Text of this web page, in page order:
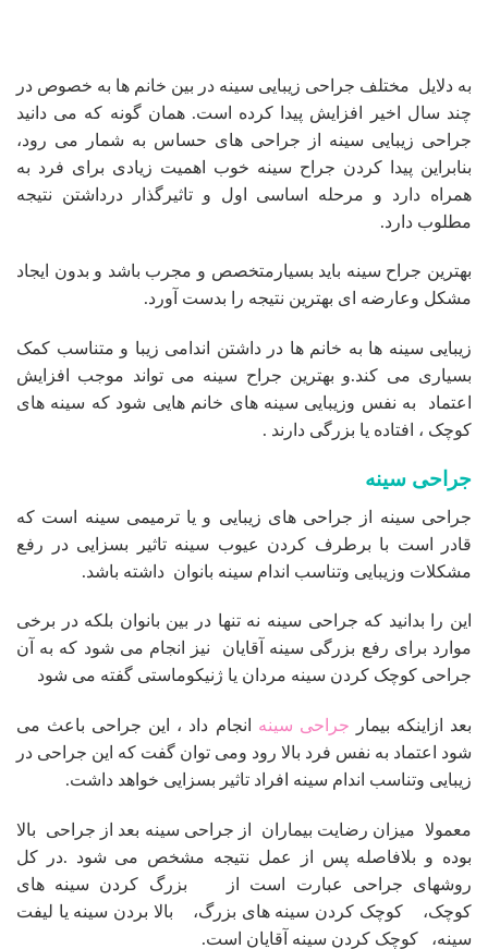
به دلایل مختلف جراحی زیبایی سینه در بین خانم ها به خصوص در
چند سال اخیر افزایش پیدا کرده است. همان گونه که می دانید
جراحی زیبایی سینه از جراحی های حساس به شمار می رود،
بنابراین پیدا کردن جراح سینه خوب اهمیت زیادی برای فرد به
همراه دارد و مرحله اساسی اول و تاثیرگذار درداشتن نتیجه
مطلوب دارد.
بهترین جراح سینه باید بسیارمتخصص و مجرب باشد و بدون ایجاد
مشکل وعارضه ای بهترین نتیجه را بدست آورد.
زیبایی سینه ها به خانم ها در داشتن اندامی زیبا و متناسب کمک
بسیاری می کند.و بهترین جراح سینه می تواند موجب افزایش
اعتماد به نفس وزیبایی سینه های خانم هایی شود که سینه های
کوچک ، افتاده یا بزرگی دارند .
جراحی سینه
جراحی سینه از جراحی های زیبایی و یا ترمیمی سینه است که
قادر است با برطرف کردن عیوب سینه تاثیر بسزایی در رفع
مشکلات وزیبایی وتناسب اندام سینه بانوان داشته باشد.
این را بدانید که جراحی سینه نه تنها در بین بانوان بلکه در برخی
موارد برای رفع بزرگی سینه آقایان نیز انجام می شود که به آن
جراحی کوچک کردن سینه مردان یا ژنیکوماستی گفته می شود
بعد ازاینکه بیمار جراحی سینه انجام داد ، این جراحی باعث می
شود اعتماد به نفس فرد بالا رود ومی توان گفت که این جراحی در
زیبایی وتناسب اندام سینه افراد تاثیر بسزایی خواهد داشت.
معمولا میزان رضایت بیماران از جراحی سینه بعد از جراحی بالا
بوده و بلافاصله پس از عمل نتیجه مشخص می شود .در کل
روشهای جراحی عبارت است از بزرگ کردن سینه های
کوچک، کوچک کردن سینه های بزرگ، بالا بردن سینه یا لیفت
سینه، کوچک کردن سینه آقایان است.